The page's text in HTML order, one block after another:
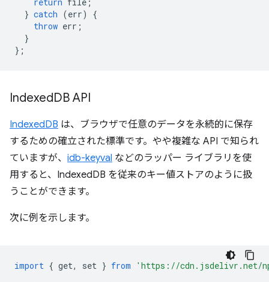
} catch (err)
{
throw err ;
}
};
IndexedDB API
IndexedDB は、ブラウザで任意のデータを永続的に保存
するための確立された標準です。やや複雑な API で知られ
ていますが、 idb-keyval などのラッパー ライブラリを使
用すると、IndexedDB を従来のキー値ストアのように扱
うことができます。
次に例を示します。
import { get, set } from 'https://cdn.jsdelivr.net/